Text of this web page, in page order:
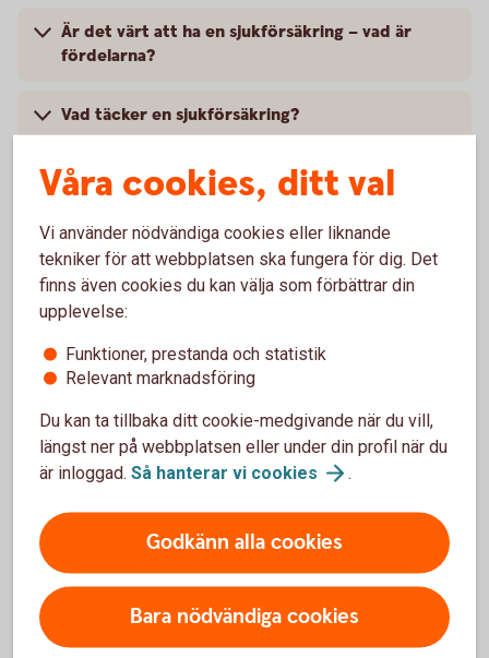
Är det värt att ha en sjukförsäkring – vad är
fördelarna?
Vad täcker en sjukförsäkring?
Vad kostar en privat sjukförsäkring?
Anmäl skada
Har olyckan varit framme?
Här kan du göra din anmälan och ansöka om
ersättning.
Skadeanmälan – anmälskada
Våra cookies, ditt val
Vi använder nödvändiga cookies eller liknande
tekniker för att webbplatsen ska fungera för dig. Det
finns även cookies du kan välja som förbättrar din
upplevelse:
Funktioner, prestanda och statistik
Relevant marknadsföring
Du kan ta tillbaka ditt cookie-medgivande när du vill,
längst ner på webbplatsen eller under din profil när du
är inloggad. Så hanterar vi cookies .
Godkänn alla cookies
Bara nödvändiga cookies